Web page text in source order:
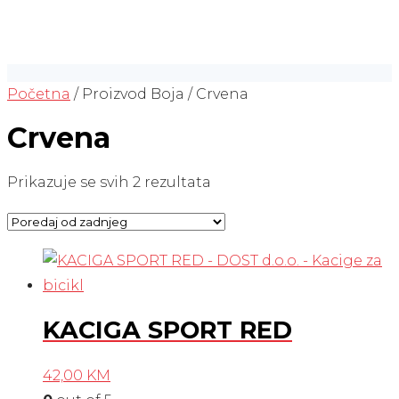
Početna / Proizvod Boja / Crvena
Crvena
Prikazuje se svih 2 rezultata
najnovijem
KACIGA SPORT RED
42,00 KM